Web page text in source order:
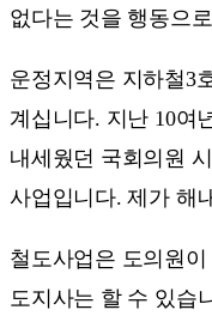
없다는 것을 행동으
운정지역은 지하철3
계십니다. 지난 10여
내세웠던 국회의원
사업입니다. 제가 해
철도사업은 도의원
도지사는 할 수 있습